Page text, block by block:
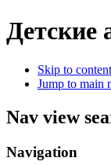
Детские
Skip to content
Jump to main
Nav view
Navigation